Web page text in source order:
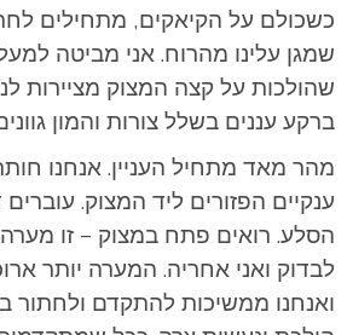
כשכולם על הקיאקים, מתחילים
שמגן עלינו מהרוח. אני מביטה
שהולכות על קצה המצוק מציירות
ברקע עננים בשלל צורות והמון
מהר מאד מתחיל העניין. אנחנו
ענקיים הפזורים ליד המצוק.
הסלע. רואים פתח במצוק – זו
לבדוק ואני אחריה. המערה יותר
ואנחנו ממשיכות להתקדם ולחתור